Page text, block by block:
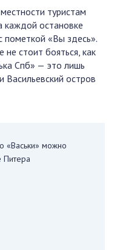
туристам
каждой остановке
пометкой «Вы здесь».
стоит бояться, как
Спб» — это лишь
остров
«Васьки» можно
Питера